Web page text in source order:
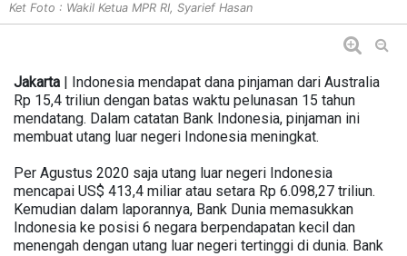
Ket Foto : Wakil Ketua MPR RI, Syarief Hasan
Jakarta | Indonesia mendapat dana pinjaman dari Australia
Rp 15,4 triliun dengan batas waktu pelunasan 15 tahun
mendatang. Dalam catatan Bank Indonesia, pinjaman ini
membuat utang luar negeri Indonesia meningkat.
Per Agustus 2020 saja utang luar negeri Indonesia
mencapai US$ 413,4 miliar atau setara Rp 6.098,27 triliun.
Kemudian dalam laporannya, Bank Dunia memasukkan
Indonesia ke posisi 6 negara berpendapatan kecil dan
menengah dengan utang luar negeri tertinggi di dunia. Bank